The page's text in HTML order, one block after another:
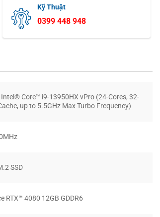
Kỹ Thuật
0399 448 948
Core™ i9-13950HX vPro (24-Cores, 32-
up to 5.5GHz Max Turbo Frequency)
SSD
RTX™ 4080 12GB GDDR6